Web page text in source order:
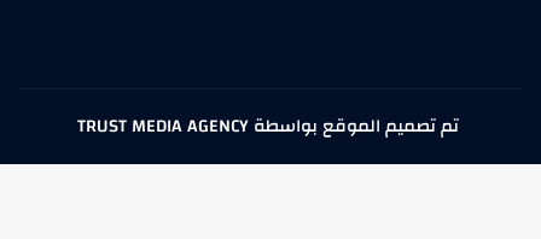
تم تصميم الموقع بواسطة TRUST MEDIA AGENCY